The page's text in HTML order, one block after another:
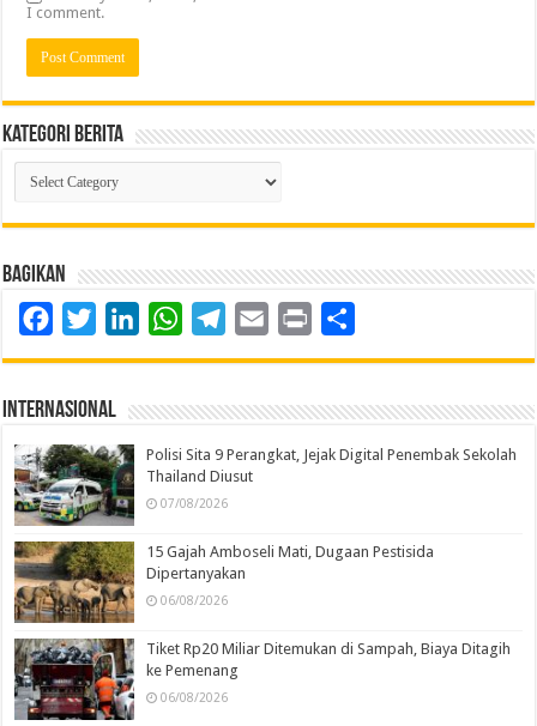
I comment.
Kategori Berita
Kategori
Berita
Bagikan
FacebookTwitterLinkedInWhatsAppTelegram
Email Print
Internasional
Polisi Sita 9 Perangkat, Jejak Digital Penembak Sekolah
Thailand Diusut
07/08/2026
15 Gajah Amboseli Mati, Dugaan Pestisida
Dipertanyakan
06/08/2026
Tiket Rp20 Miliar Ditemukan di Sampah, Biaya Ditagih
ke Pemenang
06/08/2026